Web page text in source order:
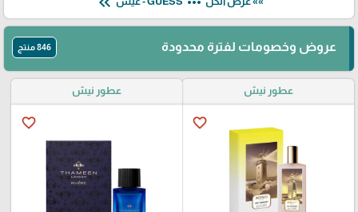
عروض وخصومات لفترة محدودة 846 منتج
عطور نيش
favorite_border
عطور نيش
favorite_border